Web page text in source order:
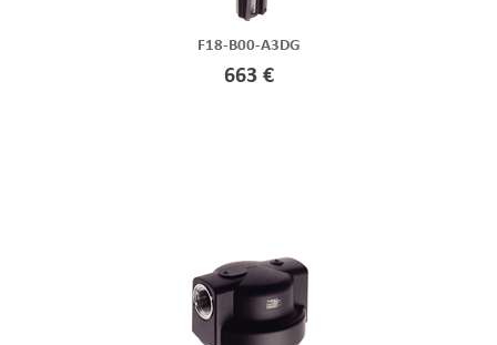
F18-B00-A3DG
663 €